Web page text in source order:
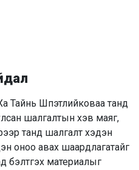
Тайнь Шпэтлийковаа танд
шалгалтын хэв маяг,
танд шалгалт хэдэн
оноо авах шаардлагатайг
бэлтгэх материалыг